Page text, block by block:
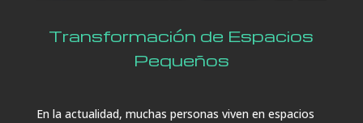
Transformación de Espacios
Pequeños
En la actualidad, muchas personas viven en espacios